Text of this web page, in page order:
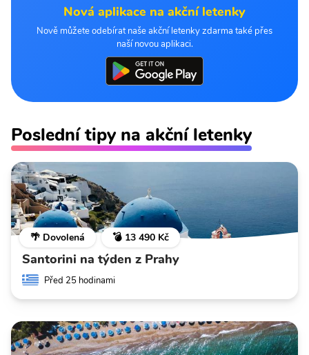
Nová aplikace na akční letenky
Nově můžete odebírat naše akční letenky zdarma také přes
naší novou aplikaci.
Poslední tipy na akční letenky
🌴 Dovolená 💣 13 490 Kč
Santorini na týden z Prahy
Před 25 hodinami